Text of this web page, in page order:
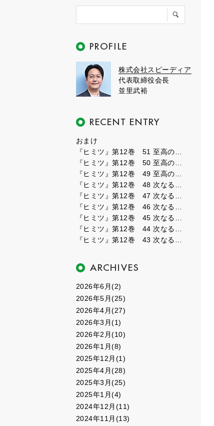
株式会社スピーディア
代表取締役会長
並里武裕
おまけ
2026年6月(2)
2026年5月(25)
2026年4月(27)
2026年3月(1)
2026年2月(10)
2026年1月(8)
2025年12月(1)
2025年4月(28)
2025年3月(25)
2025年1月(4)
2024年12月(11)
2024年11月(13)